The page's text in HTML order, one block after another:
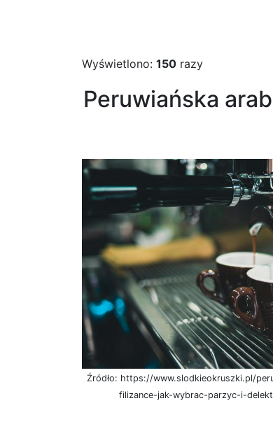
Wyświetlono: 150 razy
Peruwiańska
Źródło: https://www.slodkieokruszki.pl/
filizance-jak-wybrac-parzyc-i-